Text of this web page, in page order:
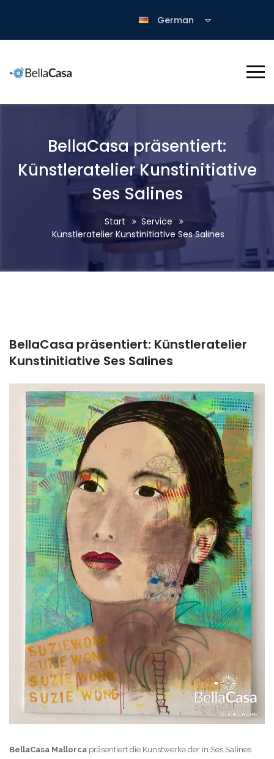
German
BellaCasa präsentiert:
Künstleratelier Kunstinitiative
Ses Salines
Start
Service
Künstleratelier Kunstinitiative Ses Salines
BellaCasa präsentiert: Künstleratelier
Kunstinitiative Ses Salines
BellaCasa Mallorca präsentiert die Kunstwerke der in Ses Salines